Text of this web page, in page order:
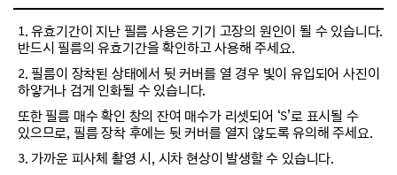
1. 유효기간이 지난 필름 사용은 기기 고장의 원인이 될 수 있습니다.
반드시 필름의 유효기간을 확인하고 사용해 주세요.
2. 필름이 장착된 상태에서 뒷 커버를 열 경우 빛이 유입되어 사진이
하얗거나 검게 인화될 수 있습니다.
또한 필름 매수 확인 창의 잔여 매수가 리셋되어 ‘S’로 표시될 수
있으므로, 필름 장착 후에는 뒷 커버를 열지 않도록 유의해 주세요.
3. 가까운 피사체 촬영 시, 시차 현상이 발생할 수 있습니다.